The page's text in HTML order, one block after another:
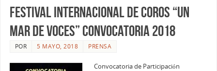
FESTIVAL INTERNACIONAL DE COROS “UN
MAR DE VOCES” CONVOCATORIA 2018
POR 5 MAYO, 2018 PRENSA
Convocatoria de Participación